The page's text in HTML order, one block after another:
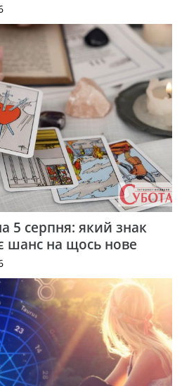
5 серпня: який знак
шанс на щось нове